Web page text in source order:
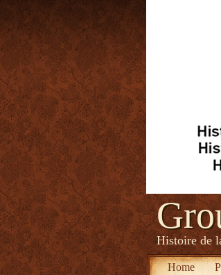
Histoire de
Home